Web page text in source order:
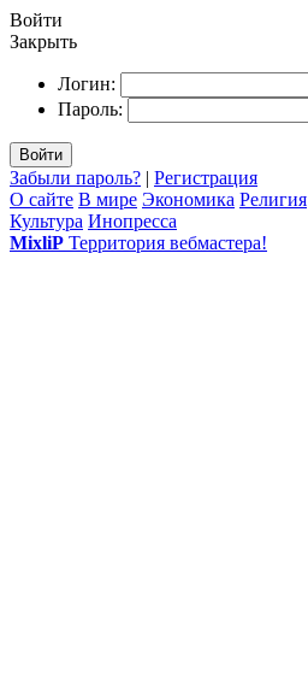
Войти
Закрыть
Логин:
Пароль:
Войти
Забыли пароль? | Регистрация
О сайте В мире Экономика Религия
Культура Инопресса
MixliP Территория вебмастера!